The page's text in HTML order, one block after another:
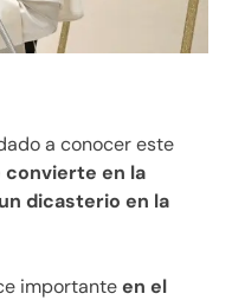
a conocer este
convierte en la
dicasterio en la
importanteen el